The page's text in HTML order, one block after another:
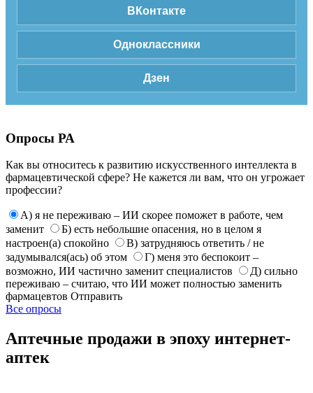
ВКонтакте
Одноклассники
Дзен
Опросы РА
Как вы относитесь к развитию искусственного интеллекта в
фармацевтической сфере? Не кажется ли вам, что он угрожает
профессии?
А) я не переживаю – ИИ скорее поможет в работе, чем
заменит
Б) есть небольшие опасения, но в целом я
настроен(а) спокойно
В) затрудняюсь ответить / не
задумывался(ась) об этом
Г) меня это беспокоит –
возможно, ИИ частично заменит специалистов
Д) сильно
переживаю – считаю, что ИИ может полностью заменить
фармацевтов Отправить
Все опросы
Аптечные продажи в эпоху интернет-
аптек